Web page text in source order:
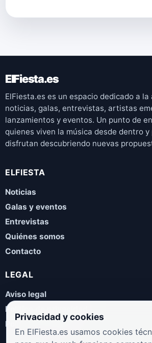
ElFiesta.es
ElFiesta.es es un espacio dedicado a
noticias, galas, entrevistas, artistas
lanzamientos y eventos. Un punto de
quienes viven la música desde dentro y
disfrutan descubriendo nuevas
ELFIESTA
Noticias
Galas y eventos
Entrevistas
Quiénes somos
Contacto
LEGAL
Aviso legal
Política de privacidad
Política de cookies
Privacidad y cookies
En ElFiesta.es usamos cookies